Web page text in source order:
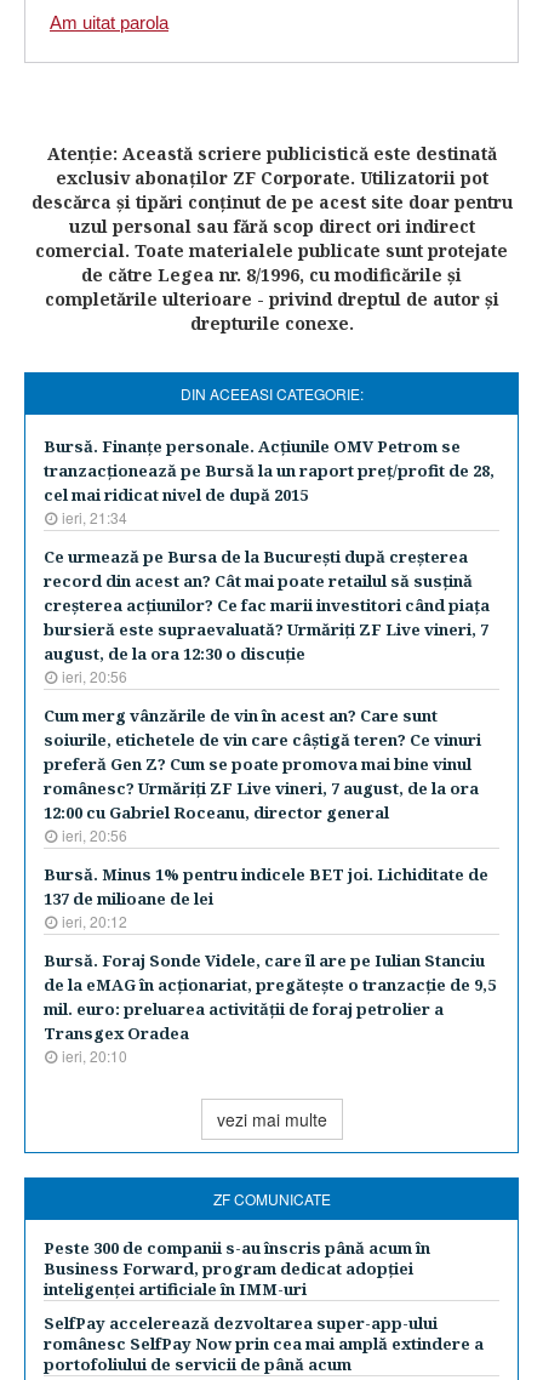
Am uitat parola
Atenţie: Această scriere publicistică este destinată
exclusiv abonaţilor ZF Corporate. Utilizatorii pot
descărca şi tipări conţinut de pe acest site doar pentru
uzul personal sau fără scop direct ori indirect
comercial. Toate materialele publicate sunt protejate
de către Legea nr. 8/1996, cu modificările şi
completările ulterioare - privind dreptul de autor şi
drepturile conexe.
DIN ACEEASI CATEGORIE:
Bursă. Finanţe personale. Acţiunile OMV Petrom se
tranzacţionează pe Bursă la un raport preţ/profit de 28,
cel mai ridicat nivel de după 2015
ieri, 21:34
Ce urmează pe Bursa de la Bucureşti după creşterea
record din acest an? Cât mai poate retailul să susţină
creşterea acţiunilor? Ce fac marii investitori când piaţa
bursieră este supraevaluată? Urmăriţi ZF Live vineri, 7
august, de la ora 12:30 o discuţie
ieri, 20:56
Cum merg vânzările de vin în acest an? Care sunt
soiurile, etichetele de vin care câştigă teren? Ce vinuri
preferă Gen Z? Cum se poate promova mai bine vinul
românesc? Urmăriţi ZF Live vineri, 7 august, de la ora
12:00 cu Gabriel Roceanu, director general
ieri, 20:56
Bursă. Minus 1% pentru indicele BET joi. Lichiditate de
137 de milioane de lei
ieri, 20:12
Bursă. Foraj Sonde Videle, care îl are pe Iulian Stanciu
de la eMAG în acţionariat, pregăteşte o tranzacţie de 9,5
mil. euro: preluarea activităţii de foraj petrolier a
Transgex Oradea
ieri, 20:10
vezi mai multe
ZF COMUNICATE
Peste 300 de companii s-au înscris până acum în
Business Forward, program dedicat adopției
inteligenței artificiale în IMM-uri
SelfPay accelerează dezvoltarea super-app-ului
românesc SelfPay Now prin cea mai amplă extindere a
portofoliului de servicii de până acum